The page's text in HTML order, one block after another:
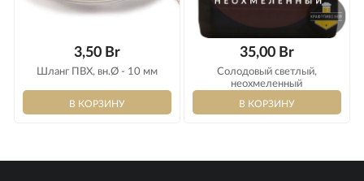
3,50 Br
Шланг ПВХ, вн.Ø - 10 мм
35,00 Br
Солодовый светлый,
неохмеленный